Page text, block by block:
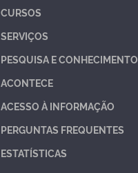
CURSOS
SERVIÇOS
PESQUISA E CONHECIMENTO
ACONTECE
ACESSO À INFORMAÇÃO
PERGUNTAS FREQUENTES
ESTATÍSTICAS